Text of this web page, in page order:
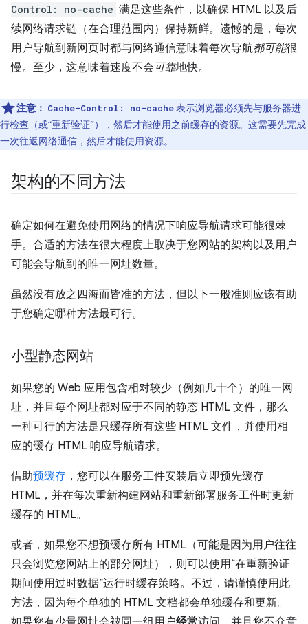
Control: no-cache 满足这些条件，以确保 HTML 以及后
续网络请求链（在合理范围内）保持新鲜。遗憾的是，每次
用户导航到新网页时都与网络通信意味着每次导航都可能很
慢。至少，这意味着速度不会 可靠地快。
注意： Cache-Control: no-cache表示浏览器必须先与服务器进
行检查（或“重新验证”），然后才能使用之前缓存的资源。这需要先完成
一次往返网络通信，然后才能使用资源。
架构的不同方法
确定如何在避免使用网络的情况下响应导航请求可能很棘
手。 合适的方法在很大程度上取决于您网站的架构以及用户
可能会导航到的唯一网址数量。
虽然没有放之四海而皆准的方法，但以下一般准则应该有助
于您确定哪种方法最可行。
小型静态网站
如果您的 Web 应用包含相对较少（例如几十个）的唯一网
址，并且每个网址都对应于不同的静态 HTML 文件，那么
一种可行的方法是只缓存所有这些 HTML 文件，并使用相
应的缓存 HTML 响应导航请求。
借助预缓存 ，您可以在服务工件安装后立即预先缓存
HTML，并在每次重新构建网站和重新部署服务工件时更新
缓存的 HTML。
或者，如果您不想预缓存所有 HTML（可能是因为用户往往
只会浏览您网站上的部分网址），则可以使用“在重新验证
期间使用过时数据”运行时缓存策略。不过，请谨慎使用此
方法，因为每个单独的 HTML 文档都会单独缓存和更新。